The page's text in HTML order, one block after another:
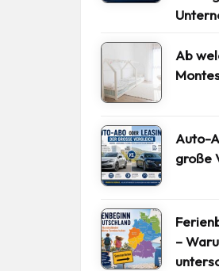
Ab
Auto-
große
–